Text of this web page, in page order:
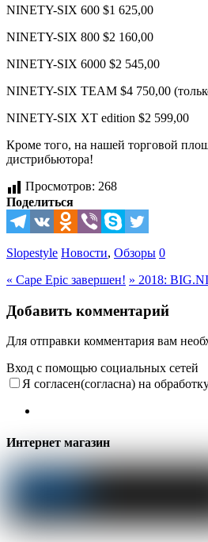
NINETY-SIX 600 $1 625,00
NINETY-SIX 800 $2 160,00
NINETY-SIX 6000 $2 545,00
NINETY-SIX TEAM $4 750,00
NINETY-SIX XT edition $2 599,00
Кроме того, на нашей торговой
дистрибьютора!
Просмотров: 268
Поделиться
Slopestyle Новости, Обзоры 0
« Cape Epic завершен! » 2018:
Добавить комментарий
Для отправки комментария вам
Вход с помощью социальных сетей
Я согласен(согласна) на
Интернет магазин